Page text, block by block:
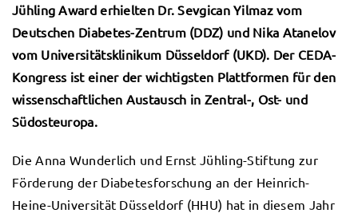
Jühling Award erhielten Dr. Sevgican Yilmaz vom
Deutschen Diabetes-Zentrum (DDZ) und Nika Atanelov
vom Universitätsklinikum Düsseldorf (UKD). Der CEDA-
Kongress ist einer der wichtigsten Plattformen für den
wissenschaftlichen Austausch in Zentral-, Ost- und
Südosteuropa.
Die Anna Wunderlich und Ernst Jühling-Stiftung zur
Förderung der Diabetesforschung an der Heinrich-
Heine-Universität Düsseldorf (HHU) hat in diesem Jahr